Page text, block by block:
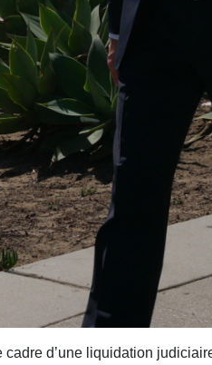
d’une liquidation